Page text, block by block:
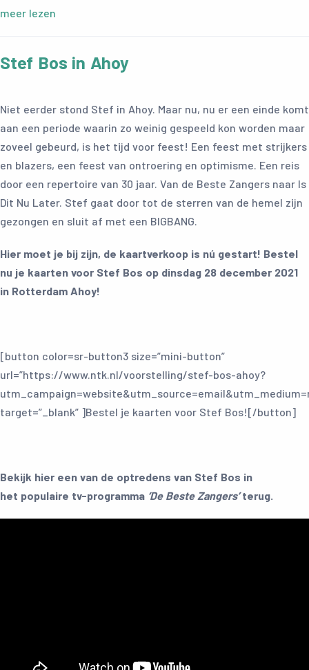
meer lezen
Stef Bos in Ahoy
Niet eerder stond Stef in Ahoy. Maar nu, nu er een einde komt
aan een periode waarin zo weinig gespeeld kon worden maar
zoveel gebeurd, is het tijd voor feest! Een feest met strijkers
en blazers, een feest van ontroering en optimisme. Een reis
door een repertoire van 30 jaar. Van de Beste Zangers naar Is
Dit Nu Later. Stef gaat door tot de sterren van de hemel zijn
gezongen en sluit af met een BIGBANG.
Hier moet je bij zijn, de kaartverkoop is nú gestart! Bestel
nu je kaarten voor Stef Bos op dinsdag 28 december 2021
in Rotterdam Ahoy!
[button color=sr-button3 size=”mini-button”
url=”https://www.ntk.nl/voorstelling/stef-bos-ahoy?
target=”_blank” ]Bestel je kaarten voor Stef Bos![/button]
Bekijk hier een van de optredens van Stef Bos in
het populaire tv-programma ‘De Beste Zangers’terug.